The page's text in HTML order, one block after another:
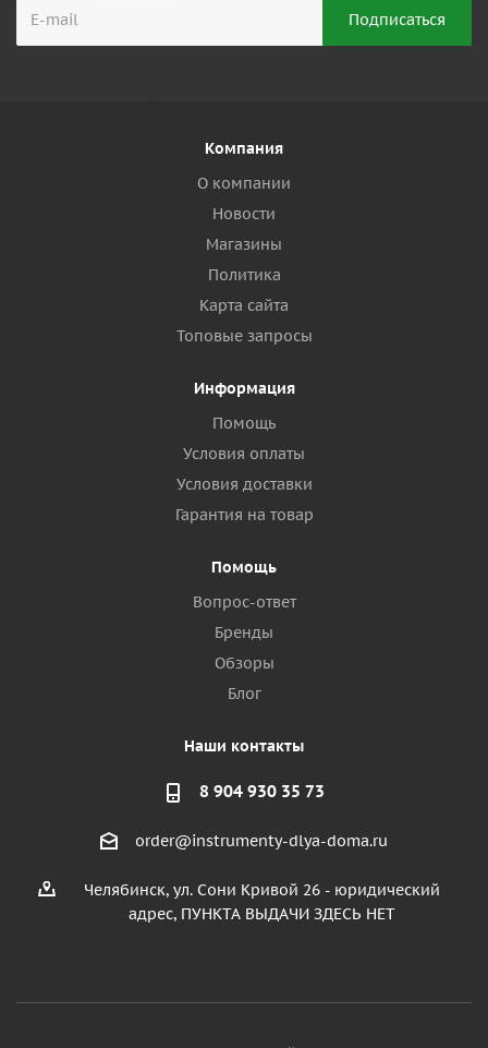
Компания
О компании
Новости
Магазины
Политика
Карта сайта
Топовые запросы
Информация
Помощь
Условия оплаты
Условия доставки
Гарантия на товар
Помощь
Вопрос-ответ
Бренды
Обзоры
Блог
Наши контакты
8 904 930 35 73
order@instrumenty-dlya-doma.ru
Челябинск, ул. Сони Кривой 26 - юридический
адрес, ПУНКТА ВЫДАЧИ ЗДЕСЬ НЕТ